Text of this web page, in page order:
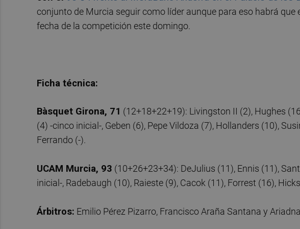
conjunto de Murcia seguir como líder aunque para eso habrá que
fecha de la competición este domingo.
Ficha técnica:
Bàsquet Girona, 71 (12+18+22+19): Livingston II (2), Hughes
(4) -cinco inicial-, Geben (6), Pepe Vildoza (7), Hollanders (10),
Ferrando (-).
UCAM Murcia, 93 (10+26+23+34): DeJulius (11), Ennis (11),
inicial-, Radebaugh (10), Raieste (9), Cacok (11), Forrest (16),
Árbitros: Emilio Pérez Pizarro, Francisco Araña Santana y